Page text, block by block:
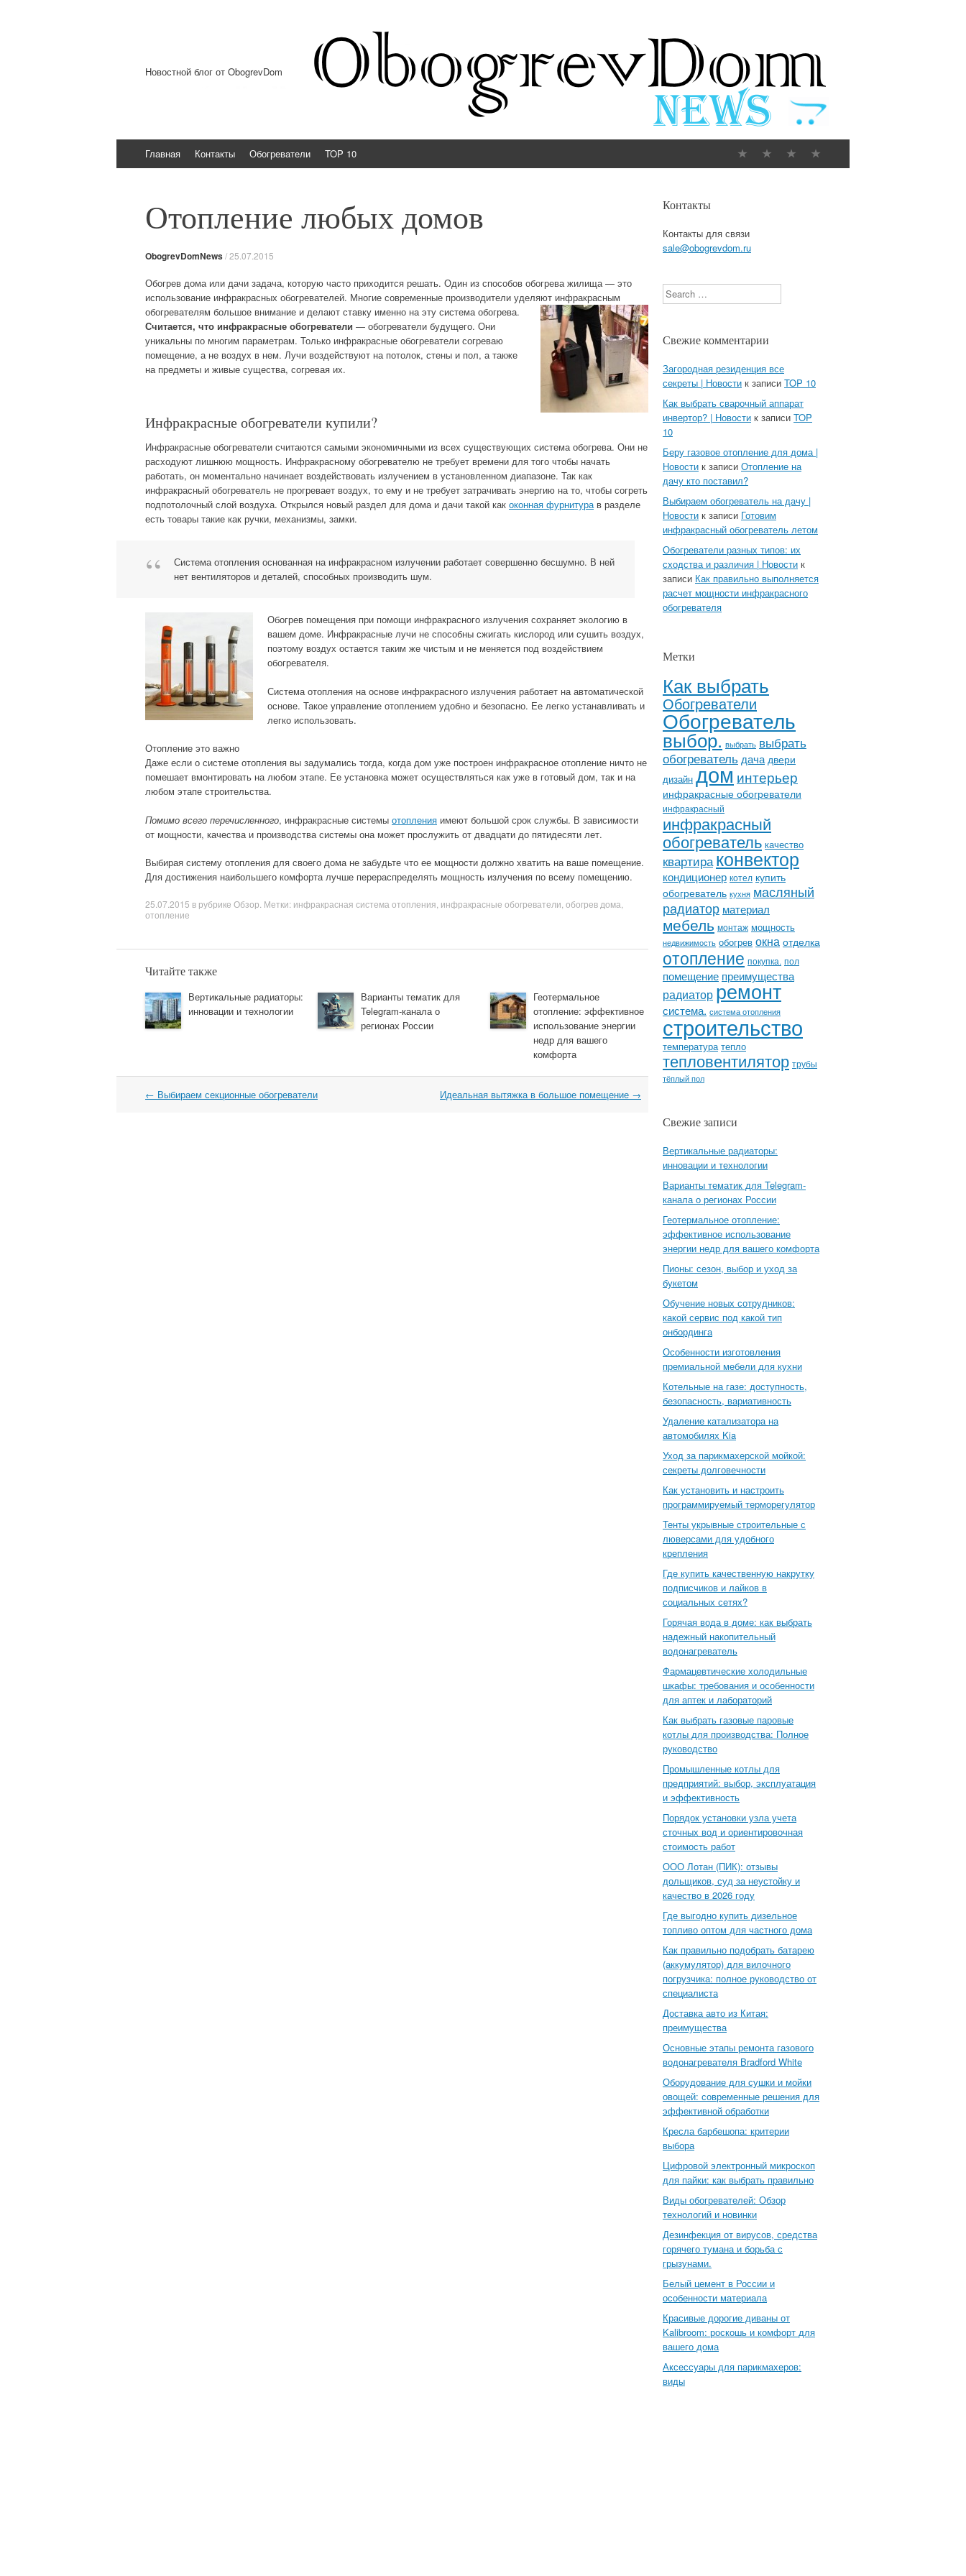
Новостной блог от ObogrevDom
Перейти к содержимому
Главная Контакты Обогреватели TOP 10
Отопление любых домов
ObogrevDomNews/25.07.2015
Обогрев дома или дачи задача, которую часто приходится решать. Один из способов обогрева жилища — это
использование инфракрасных обогревателей. Многие современные производители уделяют инфракрасным
обогревателям большое внимание и делают ставку именно на эту система обогрева.
Считается, что инфракрасные обогреватели — обогреватели будущего. Они
уникальны по многим параметрам. Только инфракрасные обогреватели согреваю
помещение, а не воздух в нем. Лучи воздействуют на потолок, стены и пол, а также
на предметы и живые существа, согревая их.
Инфракрасные обогреватели купили?
Инфракрасные обогреватели считаются самыми экономичными из всех существующих система обогрева. Они не
расходуют лишнюю мощность. Инфракрасному обогревателю не требует времени для того чтобы начать
работать, он моментально начинает воздействовать излучением в установленном диапазоне. Так как
инфракрасный обогреватель не прогревает воздух, то ему и не требует затрачивать энергию на то, чтобы согреть
подпотолочный слой воздуха. Открылся новый раздел для дома и дачи такой как оконная фурнитура в разделе
есть товары такие как ручки, механизмы, замки.
Система отопления основанная на инфракрасном излучении работает совершенно бесшумно. В ней
нет вентиляторов и деталей, способных производить шум.
Обогрев помещения при помощи инфракрасного излучения сохраняет экологию в
вашем доме. Инфракрасные лучи не способны сжигать кислород или сушить воздух,
поэтому воздух остается таким же чистым и не меняется под воздействием
обогревателя.
Система отопления на основе инфракрасного излучения работает на автоматической
основе. Такое управление отоплением удобно и безопасно. Ее легко устанавливать и
легко использовать.
Отопление это важно
Даже если о системе отопления вы задумались тогда, когда дом уже построен инфракрасное отопление ничто не
помешает вмонтировать на любом этапе. Ее установка может осуществляться как уже в готовый дом, так и на
любом этапе строительства.
Помимо всего перечисленного, инфракрасные системы отопления имеют большой срок службы. В зависимости
от мощности, качества и производства системы она может прослужить от двадцати до пятидесяти лет.
Выбирая систему отопления для своего дома не забудьте что ее мощности должно хватить на ваше помещение.
Для достижения наибольшего комфорта лучше перераспределять мощность излучения по всему помещению.
25.07.2015 в рубрике Обзор . Метки: инфракрасная система отопления инфракрасные обогреватели обогрев дома
отопление
Читайте также
Вертикальные радиаторы:
инновации и технологии
Варианты тематик для
Telegram-канала о
регионах России
Геотермальное
отопление: эффективное
использование энергии
недр для вашего
комфорта
Навигация
← Выбираем секционные обогреватели Идеальная вытяжка в большое помещение →
Контакты
Контакты для связи
sale@obogrevdom.ru
Search
Свежие комментарии
Загородная резиденция все
секреты | Новости к записи TOP 10
Как выбрать сварочный аппарат
инвертор? | Новости к записи TOP
10
Беру газовое отопление для дома |
Новости к записи Отопление на
дачу кто поставил?
Выбираем обогреватель на дачу |
Новости к записи Готовим
инфракрасный обогреватель летом
Обогреватели разных типов: их
сходства и различия | Новости к
записи Как правильно выполняется
расчет мощности инфракрасного
обогревателя
Метки
Как выбрать
Обогреватели
Обогреватель
выбор. выбрать выбрать
обогреватель дача двери
дизайн доминтерьер
инфракрасные обогреватели
инфракрасный
инфракрасный
обогреватель качество
квартираконвектор
кондиционер котел купить
обогреватель кухня масляный
радиатор материал
мебель монтаж мощность
недвижимость обогрев окна отделка
отопление покупка. пол
помещение преимущества
радиаторремонт
система. система отопления
строительство
температура тепло
тепловентилятор трубы
тёплый пол
Свежие записи
Вертикальные радиаторы:
инновации и технологии
Варианты тематик для Telegram-
канала о регионах России
Геотермальное отопление:
эффективное использование
энергии недр для вашего комфорта
Пионы: сезон, выбор и уход за
букетом
Обучение новых сотрудников:
какой сервис под какой тип
онбординга
Особенности изготовления
премиальной мебели для кухни
Котельные на газе: доступность,
безопасность, вариативность
Удаление катализатора на
автомобилях Kia
Уход за парикмахерской мойкой:
секреты долговечности
Как установить и настроить
программируемый терморегулятор
Тенты укрывные строительные с
люверсами для удобного
крепления
Где купить качественную накрутку
подписчиков и лайков в
социальных сетях?
Горячая вода в доме: как выбрать
надежный накопительный
водонагреватель
Фармацевтические холодильные
шкафы: требования и особенности
для аптек и лабораторий
Как выбрать газовые паровые
котлы для производства: Полное
руководство
Промышленные котлы для
предприятий: выбор, эксплуатация
и эффективность
Порядок установки узла учета
сточных вод и ориентировочная
стоимость работ
ООО Лотан (ПИК): отзывы
дольщиков, суд за неустойку и
качество в 2026 году
Где выгодно купить дизельное
топливо оптом для частного дома
Как правильно подобрать батарею
(аккумулятор) для вилочного
погрузчика: полное руководство от
специалиста
Доставка авто из Китая:
преимущества
Основные этапы ремонта газового
водонагревателя Bradford White
Оборудование для сушки и мойки
овощей: современные решения для
эффективной обработки
Кресла барбешопа: критерии
выбора
Цифровой электронный микроскоп
для пайки: как выбрать правильно
Виды обогревателей: Обзор
технологий и новинки
Дезинфекция от вирусов, средства
горячего тумана и борьба с
грызунами.
Белый цемент в России и
особенности материала
Красивые дорогие диваны от
Kalibroom: роскошь и комфорт для
вашего дома
Аксессуары для парикмахеров:
виды